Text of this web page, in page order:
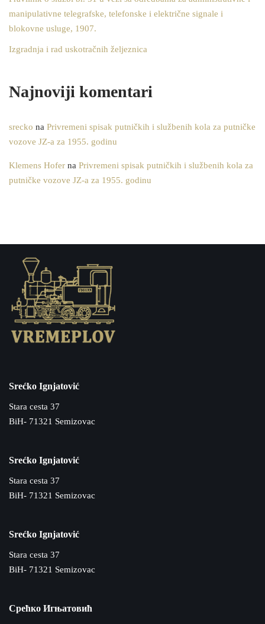
manipulativne telegrafske, telefonske i električne signale i
blokovne usluge, 1907.
Izgradnja i rad uskotračnih željeznica
Najnoviji komentari
srecko na Privremeni spisak putničkih i službenih kola za putničke
vozove JZ-a za 1955. godinu
Klemens Hofer na Privremeni spisak putničkih i službenih kola za
putničke vozove JZ-a za 1955. godinu
Srećko Ignjatović
Stara cesta 37
BiH- 71321 Semizovac
Srećko Ignjatović
Stara cesta 37
BiH- 71321 Semizovac
Srećko Ignjatović
Stara cesta 37
BiH- 71321 Semizovac
Срећко Игњатовић